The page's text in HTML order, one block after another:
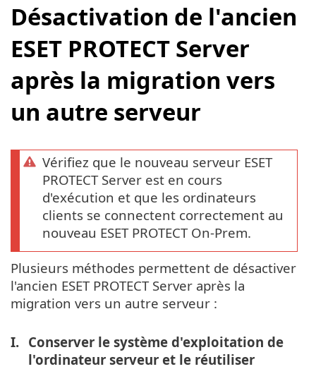
Désactivation de l'ancien
ESET PROTECT Server
après la migration vers
un autre serveur
Vérifiez que le nouveau serveur ESET
PROTECT Server est en cours
d'exécution et que les ordinateurs
clients se connectent correctement au
nouveau ESET PROTECT On-Prem.
Plusieurs méthodes permettent de désactiver
l'ancien ESET PROTECT Server après la
migration vers un autre serveur :
I. Conserver le système d'exploitation de
l'ordinateur serveur et le réutiliser